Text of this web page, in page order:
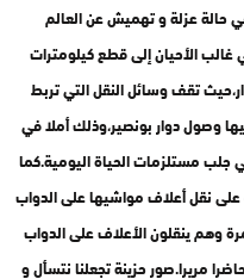
حالة عزلة و تهميش عن العالم
الأحيان إلى قطع كيلومترات
تقف وسائل النقل التي تربط
وصول دوار بونصير،وذلك أملا في
مستلزمات الحياة اليومية.كما
على نقل أعلاف مواشيها على الدواب
وهم ينقلون الأعلاف على الدواب
مريرا.صور حزينة تجعلنا نتسأل و